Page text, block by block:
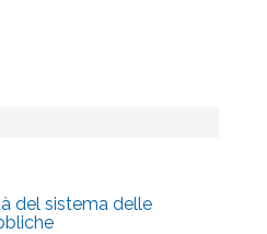
del sistema delle